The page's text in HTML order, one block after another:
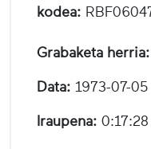
kodea:
Grabaketa herria:
Data: 1973-07-05
Iraupena: 0:17:28